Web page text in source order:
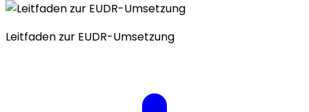
Leitfaden zur EUDR-Umsetzung